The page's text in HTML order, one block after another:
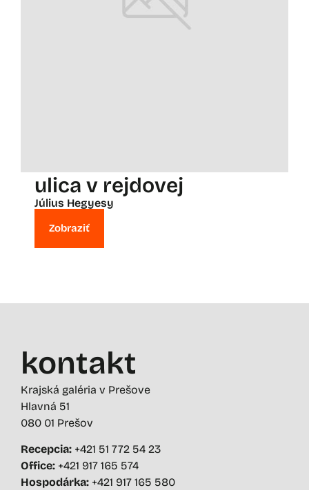
ulica v rejdovej
Július Hegyesy
Zobraziť
kontakt
Krajská galéria v Prešove
Hlavná 51
080 01 Prešov
Recepcia: +421 51 772 54 23
Office: +421 917 165 574
Hospodárka: +421 917 165 580